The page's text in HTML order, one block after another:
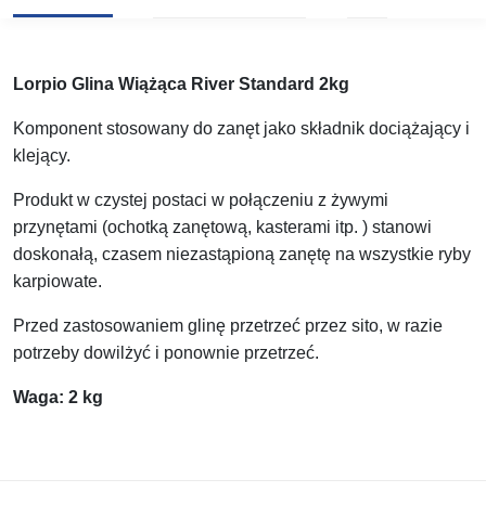
Lorpio Glina Wiążąca River Standard 2kg
Komponent stosowany do zanęt jako składnik dociążający i
klejący.
Produkt w czystej postaci w połączeniu z żywymi
przynętami (ochotką zanętową, kasterami itp. ) stanowi
doskonałą, czasem niezastąpioną zanętę na wszystkie ryby
karpiowate.
Przed zastosowaniem glinę przetrzeć przez sito, w razie
potrzeby dowilżyć i ponownie przetrzeć.
Waga: 2 kg